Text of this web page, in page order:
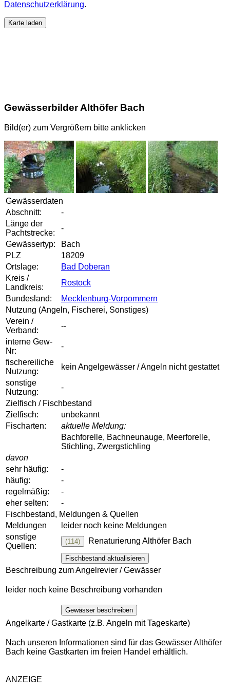
Datenschutzerklärung.
Karte laden
Gewässerbilder Althöfer Bach
Bild(er) zum Vergrößern bitte anklicken
Gewässerdaten
Abschnitt:
-
Länge der
Pachtstrecke:
-
Gewässertyp:
Bach
PLZ
18209
Ortslage:
Bad Doberan
Kreis /
Landkreis:
Rostock
Bundesland:
Mecklenburg-Vorpommern
Nutzung (Angeln, Fischerei, Sonstiges)
Verein /
Verband:
--
interne Gew-
Nr:
-
fischereiliche
Nutzung:
kein Angelgewässer / Angeln nicht gestattet
sonstige
Nutzung:
-
Zielfisch / Fischbestand
Zielfisch:
unbekannt
Fischarten:
aktuelle Meldung:
Bachforelle, Bachneunauge, Meerforelle,
Stichling, Zwergstichling
davon
sehr häufig:
-
häufig:
-
regelmäßig:
-
eher selten:
-
Fischbestand, Meldungen & Quellen
Meldungen
leider noch keine Meldungen
sonstige
Quellen:
(114) Renaturierung Althöfer Bach
Fischbestand aktualisieren
Beschreibung zum Angelrevier / Gewässer
leider noch keine Beschreibung vorhanden
Gewässer beschreiben
Angelkarte / Gastkarte (z.B. Angeln mit Tageskarte)
Nach unseren Informationen sind für das Gewässer Althöfer
Bach keine Gastkarten im freien Handel erhältlich.
ANZEIGE